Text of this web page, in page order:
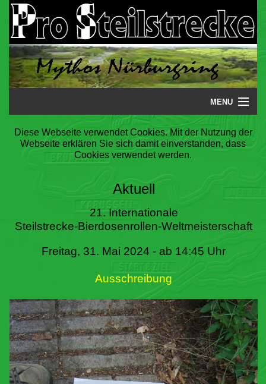
MENU
Startseite
Steilstrecke
Literatur
Termine
Diese Webseite verwendet Cookies. Mit der Nutzung der
Webseite erklären Sie sich damit einverstanden, dass
Cookies verwendet werden.
Aktuell
21. Internationale
Steilstrecke-Bierdosenrollen-Weltmeisterschaft
Freitag, 31. Mai 2024 - ab 14:45 Uhr
Ausschreibung